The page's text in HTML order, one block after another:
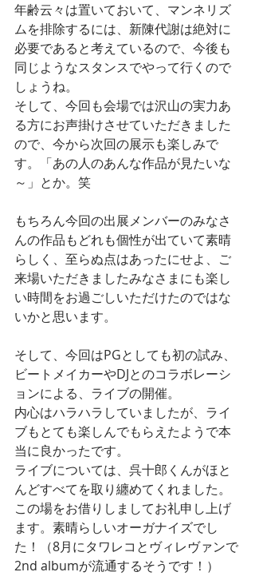
年齢云々は置いておいて、マンネリズ
ムを排除するには、新陳代謝は絶対に
必要であると考えているので、今後も
同じようなスタンスでやって行くので
しょうね。
そして、今回も会場では沢山の実力あ
る方にお声掛けさせていただきました
ので、今から次回の展示も楽しみで
す。「あの人のあんな作品が見たいな
～」とか。笑
もちろん今回の出展メンバーのみなさ
んの作品もどれも個性が出ていて素晴
らしく、至らぬ点はあったにせよ、ご
来場いただきましたみなさまにも楽し
い時間をお過ごしいただけたのではな
いかと思います。
そして、今回はPGとしても初の試み、
ビートメイカーやDJとのコラボレーシ
ョンによる、ライブの開催。
内心はハラハラしていましたが、ライ
ブもとても楽しんでもらえたようで本
当に良かったです。
ライブについては、呉十郎くんがほと
んどすべてを取り纏めてくれました。
この場をお借りしましてお礼申し上げ
ます。素晴らしいオーガナイズでし
た！（8月にタワレコとヴィレヴァンで
2nd albumが流通するそうです！）